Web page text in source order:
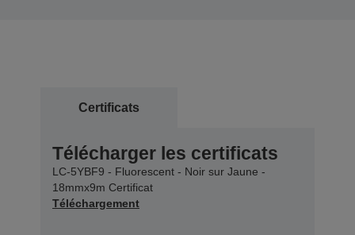
Certificats
Télécharger les certificats
LC-5YBF9 - Fluorescent - Noir sur Jaune -
18mmx9m Certificat
Téléchargement